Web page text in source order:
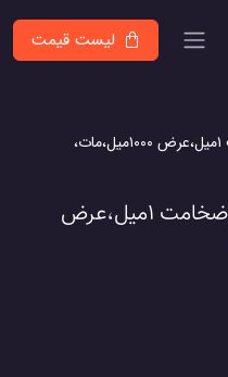
لیست قیمت
ورق استیل،کویل،آلیاژ 304L،ضخامت ۱میل،عرض ۱۰۰۰میل،مات،
ورق استیل،کویل،آلیاژ 304L،ضخامت ۱میل،عرض